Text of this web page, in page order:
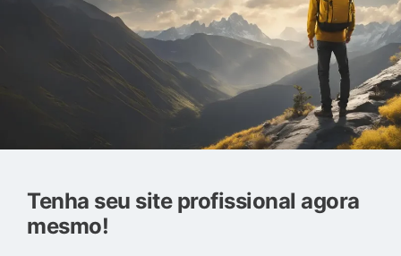
Tenha seu site profissional agora
mesmo!